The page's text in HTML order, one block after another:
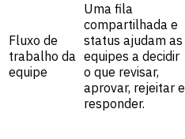
Fluxo de
trabalho da
equipe
Uma fila
compartilhada e
status ajudam as
equipes a decidir
o que revisar,
aprovar, rejeitar e
responder.